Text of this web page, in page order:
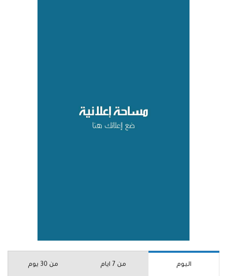
اليوم من 7 ايام من 30 يوم